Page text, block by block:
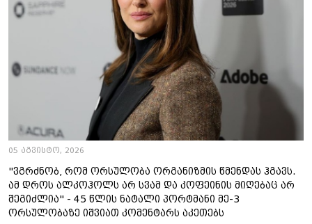
05 აგვისტო, 2026
"ვგრძნობ, რომ ორსულობა ორგანიზმის წმენდას ჰგავს.
ამ დროს ალკოჰოლს არ სვამ და კოფეინის მიღებაც არ
შეგიძლია" - 45 წლის ნატალი პორტმანი მე-3
ორსულობაზე იშვიათ კომენტარს აკეთებს